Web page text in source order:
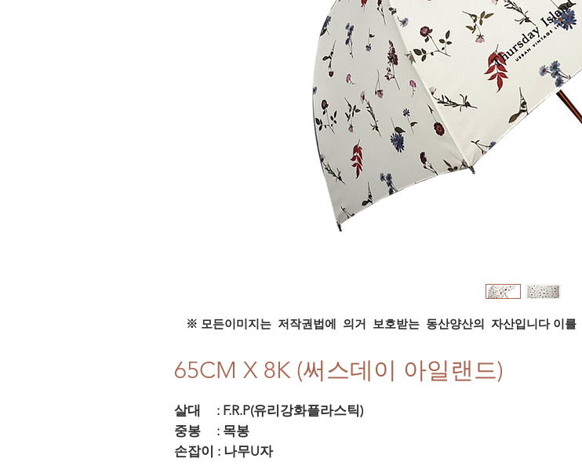
65CM X 8K (써스데이 아일랜드)
살대 : F.R.P(유리강화플라스틱)
중봉 : 목봉
손잡이 : 나무U자
※ 모든이미지는 저작권법에 의거 보호받는 동산양산의 자산입니다이를